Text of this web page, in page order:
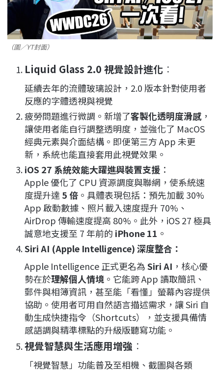
（圖／YT封面）
Liquid Glass 2.0 視覺設計進化 ：
延續去年的流體玻璃設計，2.0 版本針對使用者
反應的字體透視與視覺
疲勞問題進行微調 。新增了客製化透明度滑感，
讓使用者能自行調整透明度，並強化了 MacOS
經典元素與介面結構 。即便第三方 App 未更
新，系統也能直接套用此視覺效果 。
iOS 27 系統效能大躍進與裝置支援 ：
Apple 優化了 CPU 資源調度與聯網，使系統速
度提升達 5 倍 。具體表現包括：預先加載 30%
App 啟動數據、照片載入速度提升 70%、
AirDrop 傳輸速度提高 80% 。此外，iOS 27 極具
誠意地支援至 7 年前的 iPhone 11 。
Siri AI (Apple Intelligence) 深度整合 ：
Apple Intelligence 正式更名為Siri AI ，核心優
勢在於理解個人情境 。它能跨 App 讀取簡訊、
郵件與相簿資訊，甚至能「看懂」螢幕內容提供
協助 。使用者可用自然語言描述需求，讓 Siri 自
動生成快捷指令（Shortcuts），並支援具備情
感語調與精準標點的升級版聽寫功能 。
視覺智慧與生活應用增強 ：
「視覺智慧」功能普及至相機、截圖與各類